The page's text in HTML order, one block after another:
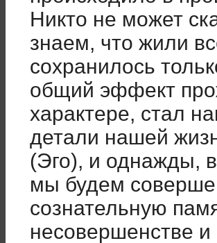
Никто не может
знаем, что жили
сохранилось
общий эффект
характере, стал
детали нашей
(Эго), и однажды, в
мы будем
сознательную
несовершенстве и